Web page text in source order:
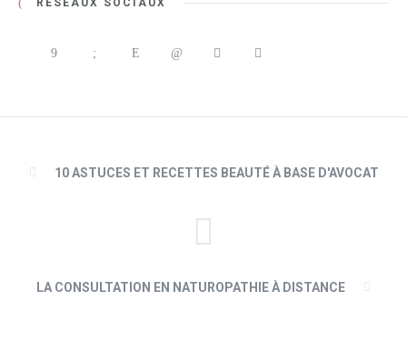
RÉSEAUX SOCIAUX
10 ASTUCES ET RECETTES BEAUTÉ À BASE D'AVOCAT
LA CONSULTATION EN NATUROPATHIE À DISTANCE